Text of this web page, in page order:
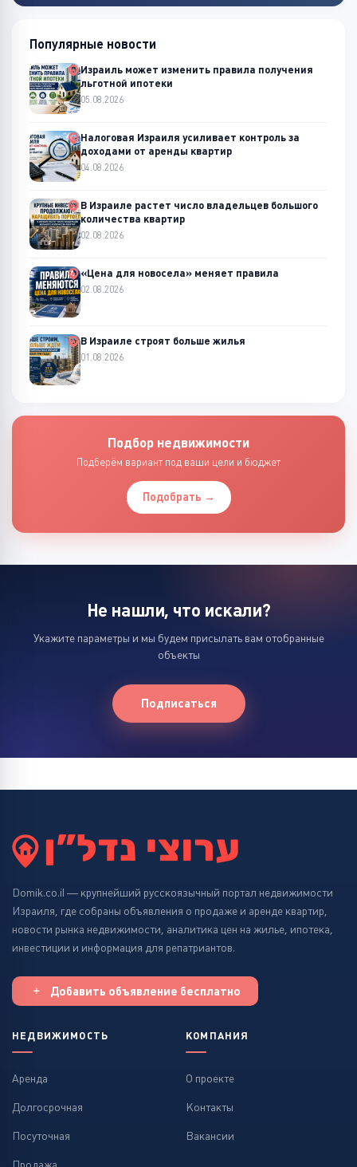
Популярные новости
Израиль может изменить правила получения
льготной ипотеки
05.08.2026
Налоговая Израиля усиливает контроль за
доходами от аренды квартир
04.08.2026
В Израиле растет число владельцев большого
количества квартир
02.08.2026
«Цена для новосела» меняет правила
02.08.2026
В Израиле строят больше жилья
01.08.2026
Подбор недвижимости
Подберём вариант под ваши цели и бюджет
Подобрать →
Не нашли, что искали?
Укажите параметры и мы будем присылать вам отобранные
объекты
Подписаться
Domik.co.il — крупнейший русскоязычный портал недвижимости
Израиля, где собраны объявления о продаже и аренде квартир,
новости рынка недвижимости, аналитика цен на жилье, ипотека,
инвестиции и информация для репатриантов.
Добавить объявление бесплатно
НЕДВИЖИМОСТЬ
Аренда
Долгосрочная
Посуточная
КОМПАНИЯ
О проекте
Контакты
Вакансии